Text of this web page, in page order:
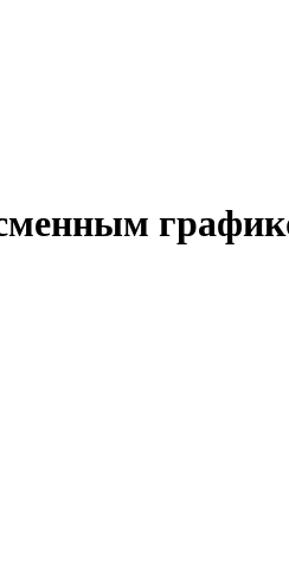
сменным